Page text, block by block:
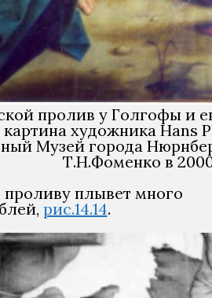
пролив у Голгофы и
художника Hans
Музей города
Т.Н.Фоменко в
проливу плывет много
рис.14.14.